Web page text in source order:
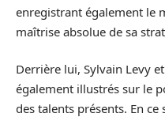
enregistrant également le
maîtrise absolue de sa
Derrière lui, Sylvain Levy
également illustrés sur le
des talents présents. En